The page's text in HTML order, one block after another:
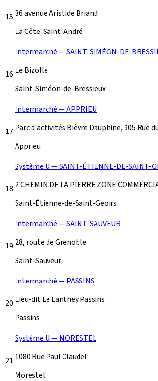
15 36 avenue Aristide Briand
La Côte-Saint-André
16
Intermarché — SAINT-SIMÉON-DE-
Le Bizolle
Saint-Siméon-de-Bressieux
17
Intermarché — APPRIEU
Parc d'activités Bièvre Dauphine, 305 Rue
Apprieu
18
Système U — SAINT-ÉTIENNE-DE-SAINT-
2 CHEMIN DE LA PIERRE ZONE
Saint-Étienne-de-Saint-Geoirs
19
Intermarché — SAINT-SAUVEUR
28, route de Grenoble
Saint-Sauveur
20
Intermarché — PASSINS
Lieu-dit Le Lanthey Passins
Passins
21
Système U — MORESTEL
1080 Rue Paul Claudel
Morestel